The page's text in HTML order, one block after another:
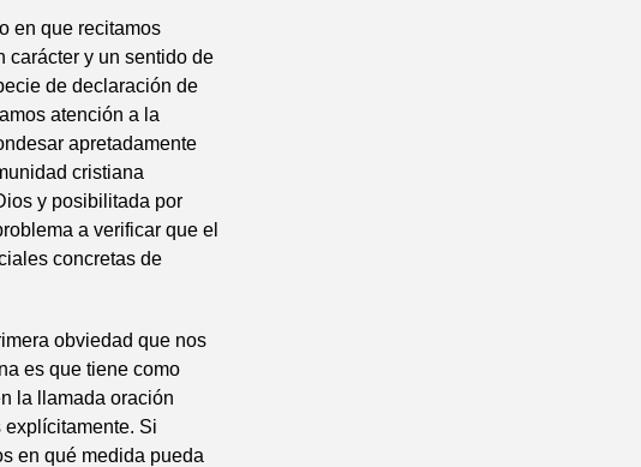
en que recitamos
carácter y un sentido de
de declaración de
atención a la
apretadamente
cristiana
y posibilitada por
a verificar que el
concretas de
obviedad que nos
es que tiene como
la llamada oración
Si
en qué medida pueda